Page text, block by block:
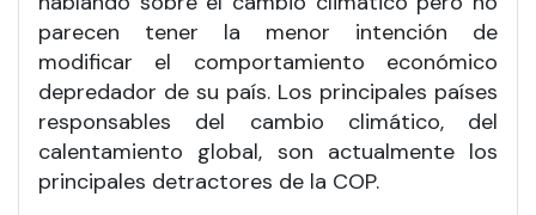
parecen tener la menor intención de
modificar el comportamiento económico
depredador de su país. Los principales países
responsables del cambio climático, del
calentamiento global, son actualmente los
principales detractores de la COP.